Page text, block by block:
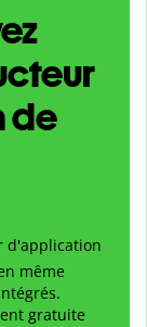
de
d'application
même
gratuite